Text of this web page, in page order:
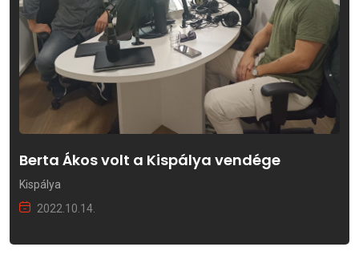
Berta Ákos volt a Kispálya vendége
Kispálya
2022.10.14.